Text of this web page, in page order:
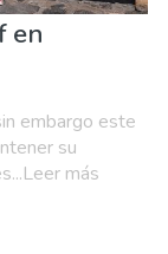
en
embargo este
su
más